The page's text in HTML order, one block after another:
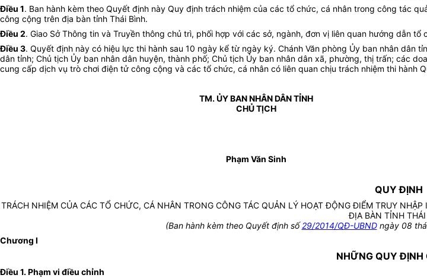
Điều 1. Ban hành kèm theo Quyết định này Quy định trách nhiệm của các tổ chức, cá nhân trong công tác
công cộng trên địa bàn tỉnh Thái Bình.
Điều 2. Giao Sở Thông tin và Truyền thông chủ trì, phối hợp với các sở, ngành, đơn vị liên quan hướng dẫn tổ
Điều 3. Quyết định này có hiệu lực thi hành sau 10 ngày kể từ ngày ký. Chánh Văn phòng Ủy ban nhân dân
dân tỉnh; Chủ tịch Ủy ban nhân dân huyện, thành phố; Chủ tịch Ủy ban nhân dân xã, phường, thị trấn; các
cung cấp dịch vụ trò chơi điện tử công cộng và các tổ chức, cá nhân có liên quan chịu trách nhiệm thi hành
TM. ỦY BAN NHÂN DÂN TỈNH
CHỦ TỊCH
Phạm Văn Sinh
QUY ĐỊNH
TRÁCH NHIỆM CỦA CÁC TỔ CHỨC, CÁ NHÂN TRONG CÔNG TÁC QUẢN LÝ HOẠT ĐỘNG ĐIỂM TRUY
ĐỊA BÀN TỈNH
(Ban hành kèm theo Quyết định số29/2014/QĐ-UBNDngày 08
Chương I
NHỮNG QUY ĐỊNH
Điều 1. Phạm vi điều chỉnh